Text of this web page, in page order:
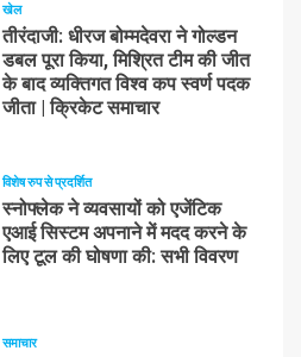
खेल
तीरंदाजी: धीरज बोम्मदेवरा ने गोल्डन
डबल पूरा किया, मिश्रित टीम की जीत
के बाद व्यक्तिगत विश्व कप स्वर्ण पदक
जीता | क्रिकेट समाचार
विशेष रुप से प्रदर्शित
स्नोफ्लेक ने व्यवसायों को एजेंटिक
एआई सिस्टम अपनाने में मदद करने के
लिए टूल की घोषणा की: सभी विवरण
समाचार